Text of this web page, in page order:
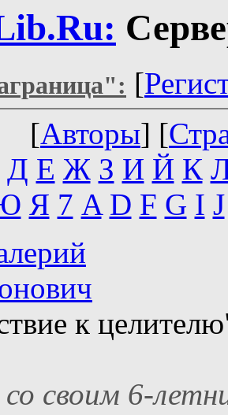
[
[Авторы] [
Д Е Ж З И Й К
Я 7 A D F G I J
к
своим 6-